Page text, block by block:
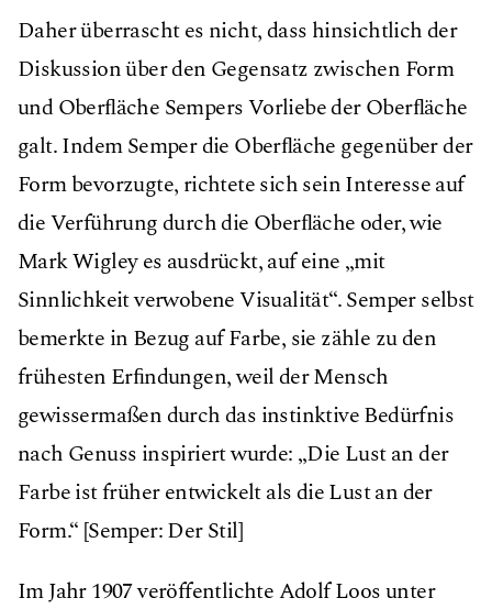
Daher überrascht es nicht, dass hinsichtlich der
Diskussion über den Gegensatz zwischen Form
und Oberﬂäche Sempers Vorliebe der Oberﬂäche
galt. Indem Semper die Oberﬂäche gegenüber der
Form bevorzugte, richtete sich sein Interesse auf
die Verführung durch die Oberﬂäche oder, wie
Mark Wigley es ausdrückt, auf eine „mit
Sinnlichkeit verwobene Visualität“. Semper selbst
bemerkte in Bezug auf Farbe, sie zähle zu den
frühesten Erﬁndungen, weil der Mensch
gewissermaßen durch das instinktive Bedürfnis
nach Genuss inspiriert wurde: „Die Lust an der
Farbe ist früher entwickelt als die Lust an der
Form.“ [Semper: Der Stil]
Im Jahr 1907 veröffentlichte Adolf Loos unter